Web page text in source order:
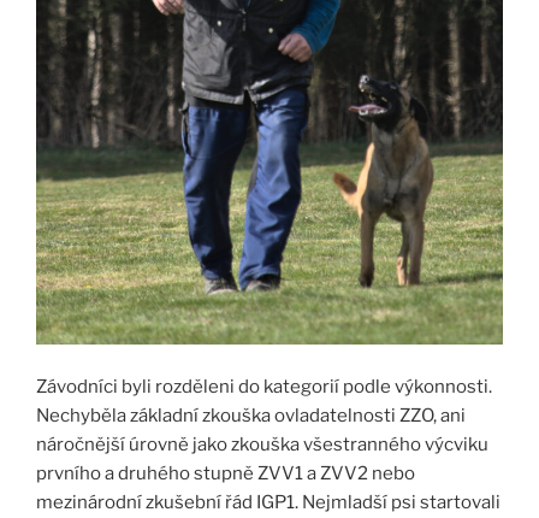
Závodníci byli rozděleni do kategorií podle výkonnosti.
Nechyběla základní zkouška ovladatelnosti ZZO, ani
náročnější úrovně jako zkouška všestranného výcviku
prvního a druhého stupně ZVV1 a ZVV2 nebo
mezinárodní zkušební řád IGP1. Nejmladší psi startovali